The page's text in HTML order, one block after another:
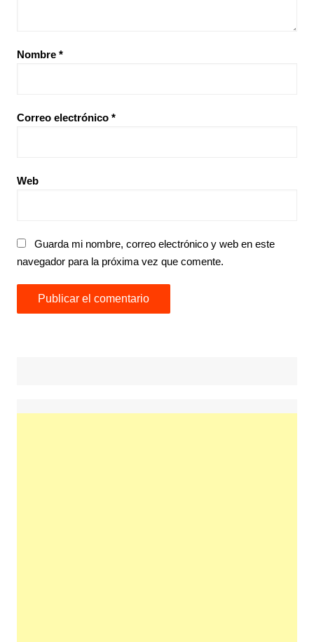
Nombre *
Correo electrónico *
Web
Guarda mi nombre, correo electrónico y web en este
navegador para la próxima vez que comente.